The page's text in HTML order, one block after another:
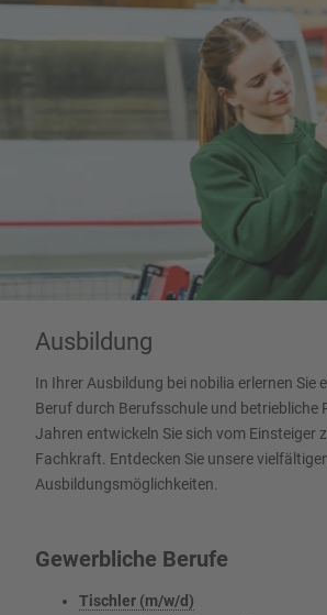
Ausbildung
In Ihrer Ausbildung bei nobilia erlernen Sie
Beruf durch Berufsschule und betriebliche
Jahren entwickeln Sie sich vom Einsteiger
Fachkraft. Entdecken Sie unsere
Ausbildungsmöglichkeiten.
Gewerbliche Berufe
Tischler (m/w/d)